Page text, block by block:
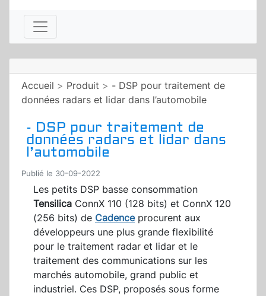
Accueil > Produit > - DSP pour traitement de
données radars et lidar dans l’automobile
- DSP pour traitement de
données radars et lidar dans
l’automobile
Publié le 30-09-2022
Les petits DSP basse consommation
Tensilica ConnX 110 (128 bits) et ConnX 120
(256 bits) de Cadenceprocurent aux
développeurs une plus grande flexibilité
pour le traitement radar et lidar et le
traitement des communications sur les
marchés automobile, grand public et
industriel. Ces DSP, proposés sous forme